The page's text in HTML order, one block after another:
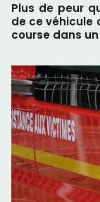
Plus de peur
de ce véhicule
course dans